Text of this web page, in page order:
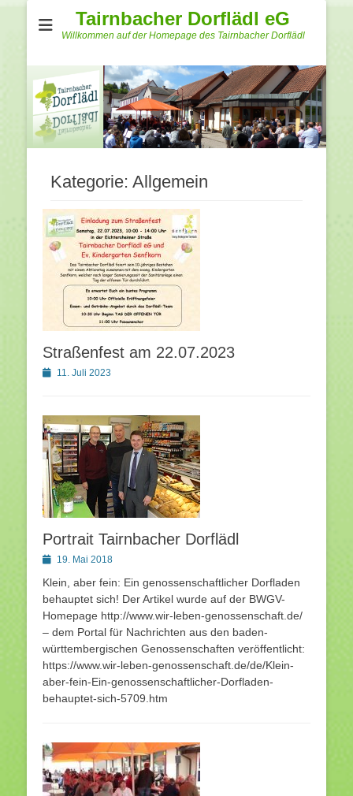
Tairnbacher Dorflädl eG
Willkommen auf der Homepage des Tairnbacher Dorflädl
Kategorie: Allgemein
Straßenfest am 22.07.2023
Posted11. Juli 2023
Portrait Tairnbacher Dorflädl
Posted19. Mai 2018
Klein, aber fein: Ein genossenschaftlicher Dorfladen
behauptet sich! Der Artikel wurde auf der BWGV-
Homepage http://www.wir-leben-genossenschaft.de/
– dem Portal für Nachrichten aus den baden-
württembergischen Genossenschaften veröffentlicht:
https://www.wir-leben-genossenschaft.de/de/Klein-
aber-fein-Ein-genossenschaftlicher-Dorfladen-
behauptet-sich-5709.htm